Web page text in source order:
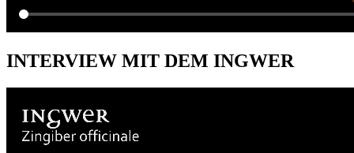
INTERVIEW MIT DEM INGWER